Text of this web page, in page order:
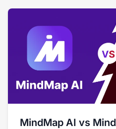
MindMap AI vs